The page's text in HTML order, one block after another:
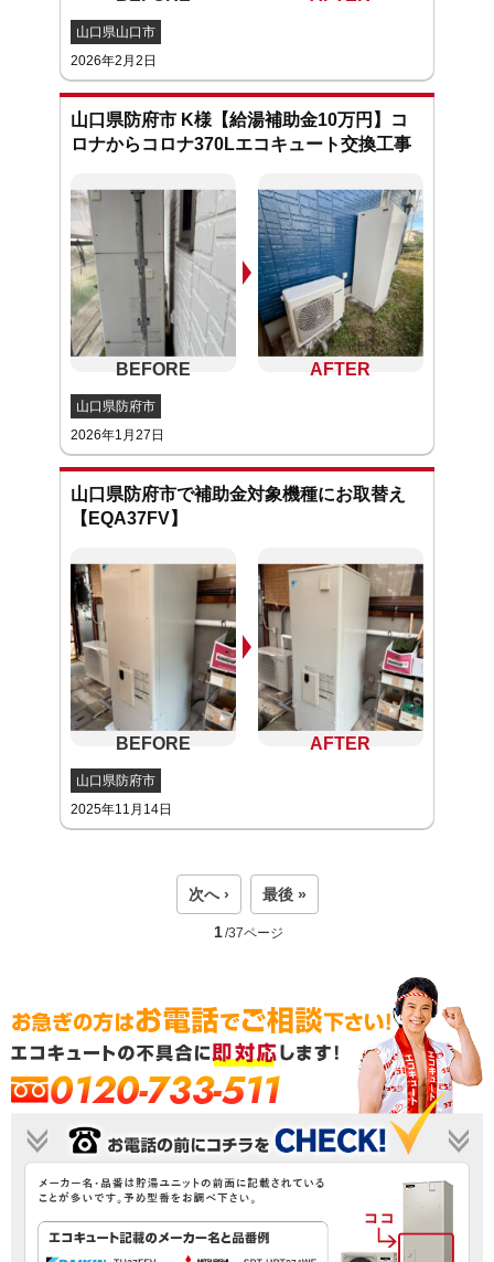
山口県山口市
2026年2月2日
山口県防府市 K様【給湯補助金10万円】コ
ロナからコロナ370Lエコキュート交換工事
山口県防府市
2026年1月27日
山口県防府市で補助金対象機種にお取替え
【EQA37FV】
山口県防府市
2025年11月14日
次へ › 最後 »
1/37ページ
0120-733-511